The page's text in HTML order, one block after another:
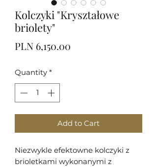
Kolczyki "Kryształowe
briolety"
PLN 6,150.00
Quantity *
Add to Cart
Niezwykle efektowne kolczyki z
brioletkami wykonanymi z